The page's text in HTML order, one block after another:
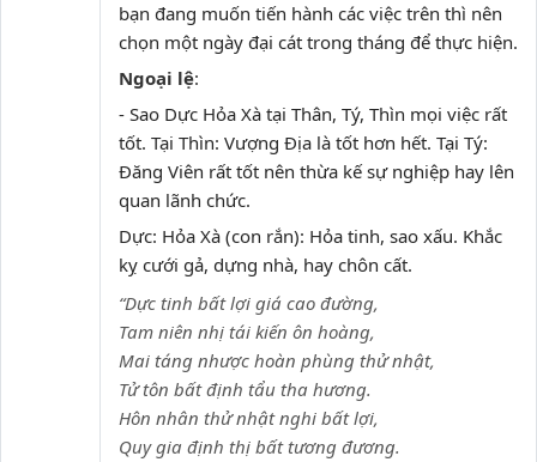
bạn đang muốn tiến hành các việc trên thì nên
chọn một ngày đại cát trong tháng để thực hiện.
Ngoại lệ:
- Sao Dực Hỏa Xà tại Thân, Tý, Thìn mọi việc rất
tốt. Tại Thìn: Vượng Địa là tốt hơn hết. Tại Tý:
Đăng Viên rất tốt nên thừa kế sự nghiệp hay lên
quan lãnh chức.
Dực: Hỏa Xà (con rắn): Hỏa tinh, sao xấu. Khắc
kỵ cưới gả, dựng nhà, hay chôn cất.
“Dực tinh bất lợi giá cao đường,
Tam niên nhị tái kiến ôn hoàng,
Mai táng nhược hoàn phùng thử nhật,
Tử tôn bất định tẩu tha hương.
Hôn nhân thử nhật nghi bất lợi,
Quy gia định thị bất tương đương.